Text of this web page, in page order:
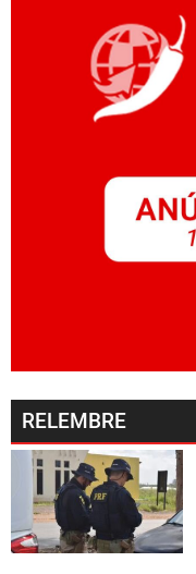
RELEMBRE